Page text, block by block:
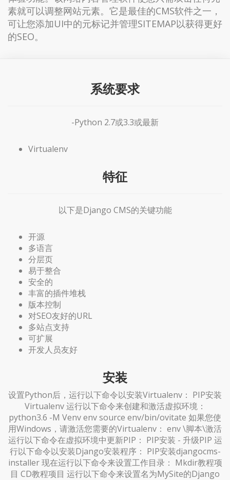
素就可以调整网站元素。它是最佳的CMS软件之一，
可让您添加UI中的元标记并管理SITEMAP以获得更好
的SEO。
系统要求
-Python 2.7或3.3或最新
Virtualenv
特征
以下是Django CMS的关键功能
开源
多语言
分层页
易于整合
安全的
丰富的插件堆栈
版本控制
对SEO友好的URL
多站点支持
可扩展
开发人员友好
安装
设置Python后，运行以下命令以安装Virtualenv： PIP安装
Virtualenv 运行以下命令来创建和激活虚拟环境：
python3.6 -M Venv env source env/bin/ovitate 如果您使
用Windows，请激活您需要的Virtualenv： env \脚本\激活
运行以下命令在虚拟环境中更新PIP： PIP安装 - 升级PIP 运
行以下命令以安装Django安装程序： PIP安装djangocms-
installer 现在运行以下命令来设置工作目录： Mkdir教程项
目 CD教程项目 运行以下命令来设置名为MySite的Django